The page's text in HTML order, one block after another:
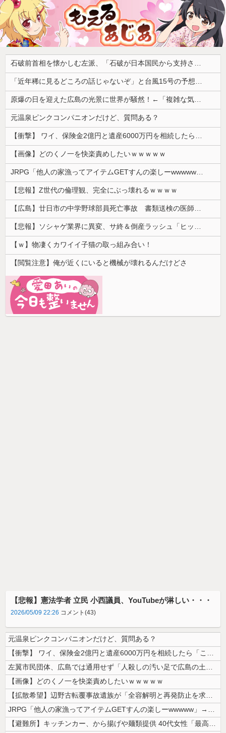
石破前首相を懐かしむ左派、「石破が日本国民から支持されまくっていた」と主張してしまうも……
「近年稀に見るどころの話じゃないぞ」と台風15号の予想進路に困惑する人が多数、偏西風が全く通用していないんだけど……
原爆の日を迎えた広島の光景に世界が騒然！←「複雑な気分だ」（海外の反応）
元温泉ピンクコンパニオンだけど、質問ある？
【衝撃】 ワイ、保険金2億円と遺産6000万円を相続したら「こう」なった・・・
【画像】どのくノ一を快楽責めしたいｗｗｗｗｗ
JRPG「他人の家漁ってアイテムGETすんの楽しーwwwww」→欧米で馬鹿にされてしまう
【悲報】Z世代の倫理観、完全にぶっ壊れるｗｗｗｗ
【広島】廿日市の中学野球部員死亡事故 書類送検の医師、別人のCT画像で診察した疑い 頭部出血に気づかなかった可能性
【悲報】ソシャゲ業界に異変、サ終＆倒産ラッシュ「ヒット一本で一攫千金」は過去の話に
【ｗ】物凄くカワイイ子猫の取っ組み合い！
【閲覧注意】俺が近くにいると機械が壊れるんだけどさ
【悲報】憲法学者 立民 小西議員、YouTubeが淋しい・・・
2026/05/09 22:26 コメント(43)
元温泉ピンクコンパニオンだけど、質問ある？
【衝撃】 ワイ、保険金2億円と遺産6000万円を相続したら「こう」なっ...
左翼市民団体、広島では通用せず「人殺しの汚い足で広島の土を踏むな！」→...
【画像】どのくノ一を快楽責めしたいｗｗｗｗｗ
【拡散希望】辺野古転覆事故遺族が「全容解明と再発防止を求める会」設立 ...
JRPG「他人の家漁ってアイテムGETすんの楽しーwwwww」→欧米で...
【避難所】キッチンカー、から揚げや麺類提供 40代女性「最高、パン中心...